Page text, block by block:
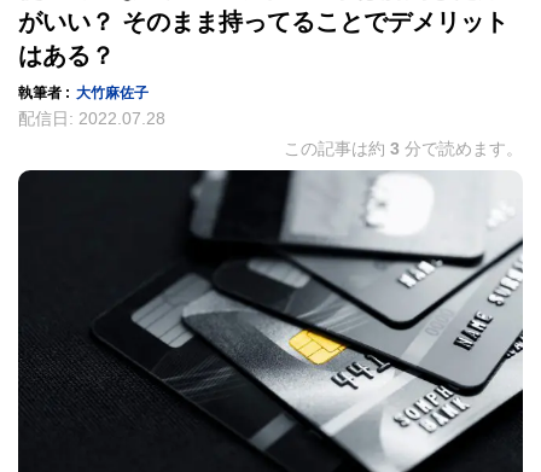
がいい？ そのまま持ってることでデメリット
はある？
執筆者 : 大竹麻佐子
配信日: 2022.07.28
この記事は約 3 分で読めます。